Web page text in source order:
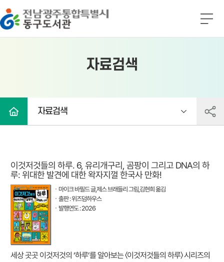
전남광주통합특별시 동구도서관
전
자료검색
자료검색
이것저것들의 하루. 6, 유리개구리, 곰팡이 그리고 DNA의 하
루: 위대한 발견에 대한 왁자지껄 한국사 만화!
마이크 바필드 글,제스 브래들리 그림,김현희 옮김
출판 : 위즈덤하우스
발행연도 : 2026
세상 곳곳 이것저것의 ‘하루’를 알아보는 〈이것저것들의 하루〉 시리즈의